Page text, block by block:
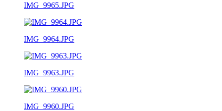
IMG_9965.JPG
IMG_9964.JPG
IMG_9963.JPG
IMG_9960.JPG